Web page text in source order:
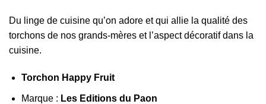
Du linge de cuisine qu’on adore et qui allie la qualité des
torchons de nos grands-mères et l’aspect décoratif dans la
cuisine.
Torchon Happy Fruit
Marque : Les Editions du Paon